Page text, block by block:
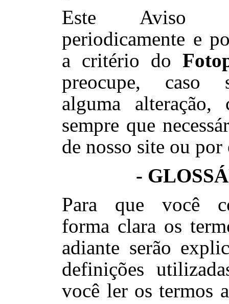
Este Aviso
periodicamente e
a critério do
preocupe, caso
alguma alteração,
sempre que
de nosso site ou
-
Para que você
forma clara os
adiante serão
definições
você ler os termos